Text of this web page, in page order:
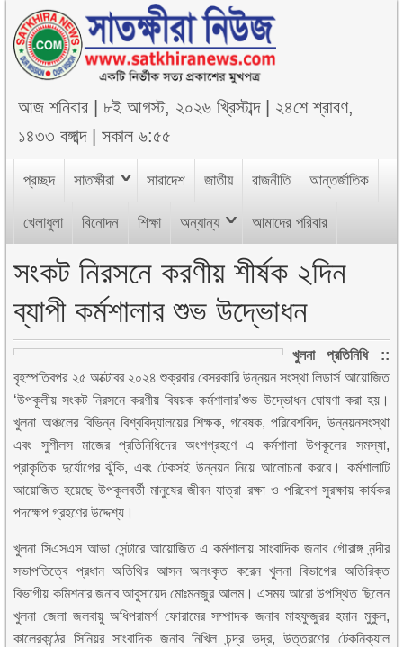
আজশনিবার ৮ই আগস্ট, ২০২৬ খ্রিস্টাব্দ| ২৪শে শ্রাবণ,
১৪৩৩ বঙ্গাব্দ|সকাল ৬:৫৫
প্রচ্ছদ সাতক্ষীরা সারাদেশ জাতীয় রাজনীতি আন্তর্জাতিক
খেলাধুলা বিনোদন শিক্ষা অন্যান্য আমাদের পরিবার
সংকট নিরসনে করণীয় শীর্ষক ২দিন
ব্যাপী কর্মশালার শুভ উদ্ভোধন
খুলনা প্রতিনিধি ::
বৃহস্পতিবপর ২৫ অক্টোবর ২০২৪ শুক্রবার বেসরকারি উন্নয়ন সংস্থা লিডার্স আয়োজিত
‘উপকূলীয় সংকট নিরসনে করণীয় বিষয়ক কর্মশালার’শুভ উদ্ভোধন ঘোষণা করা হয়।
খুলনা অঞ্চলের বিভিন্ন বিশ্ববিদ্যালয়ের শিক্ষক, গবেষক, পরিবেশবিদ, উন্নয়নসংস্থা
এবং সুশীলস মাজের প্রতিনিধিদের অংশগ্রহণে এ কর্মশালা উপকূলের সমস্যা,
প্রাকৃতিক দুর্যোগের ঝুঁকি, এবং টেকসই উন্নয়ন নিয়ে আলোচনা করবে। কর্মশালাটি
আয়োজিত হয়েছে উপকূলবর্তী মানুষের জীবন যাত্রা রক্ষা ও পরিবেশ সুরক্ষায় কার্যকর
পদক্ষেপ গ্রহণের উদ্দেশ্য।
খুলনা সিএসএস আভা সেন্টারে আয়োজিত এ কর্মশালায় সাংবাদিক জনাব গৌরাঙ্গ নন্দীর
সভাপতিত্বে প্রধান অতিথির আসন অলংকৃত করেন খুলনা বিভাগের অতিরিক্ত
বিভাগীয় কমিশনার জনাব আবুসায়েদ মোঃমনজুর আলম। এসময় আরো উপস্থিত ছিলেন
খুলনা জেলা জলবায়ু অধিপরামর্শ ফোরামের সম্পাদক জনাব মাহফুজুরর হমান মুকুল,
কালেরকন্ঠের সিনিয়র সাংবাদিক জনাব নিখিল চন্দ্র ভদ্র, উত্তরণের টেকনিক্যাল